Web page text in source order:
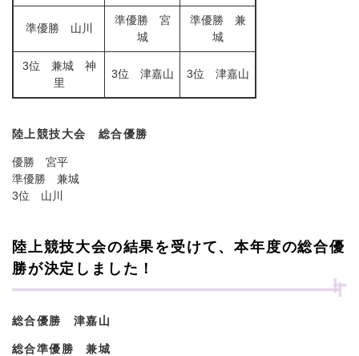
準優勝 山川
準優勝 宮
城
準優勝 兼
城
3位 兼城 神
里
3位 津嘉山 3位 津嘉山
陸上競技大会 総合優勝
優勝 宮平
準優勝 兼城
3位 山川
陸上競技大会の結果を受けて、本年度の総合優
勝が決定しました！
総合優勝 津嘉山
総合準優勝 兼城